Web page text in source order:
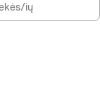
ių